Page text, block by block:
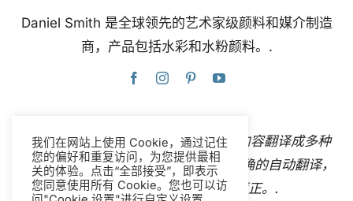
Daniel Smith 是全球领先的艺术家级颜料和媒介制造
商，产品包括水彩和水粉颜料。.
本网站使用谷歌翻译，可即时自动将内容翻译成多种
语言。联系我们如果您发现任何不准确的自动翻译，
请告知我们，以便我们进行更正。.
我们在网站上使用 Cookie，通过记住
您的偏好和重复访问，为您提供最相
关的体验。点击“全部接受”，即表示
您同意使用所有 Cookie。您也可以访